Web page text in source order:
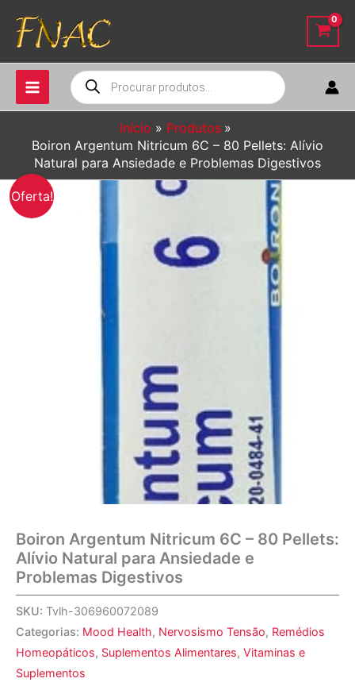
para
conteúdo
Pesquisar
produtos
Início
Produtos
Boiron Argentum Nitricum 6C – 80 Pellets: Alívio
Natural para Ansiedade e Problemas Digestivos
Oferta!
Boiron Argentum Nitricum 6C – 80 Pellets:
Alívio Natural para Ansiedade e
Problemas Digestivos
SKU: Tvlh-306960072089
Categorias: Mood Health, Nervosismo Tensão, Remédios
Homeopáticos, Suplementos Alimentares, Vitaminas e
Suplementos